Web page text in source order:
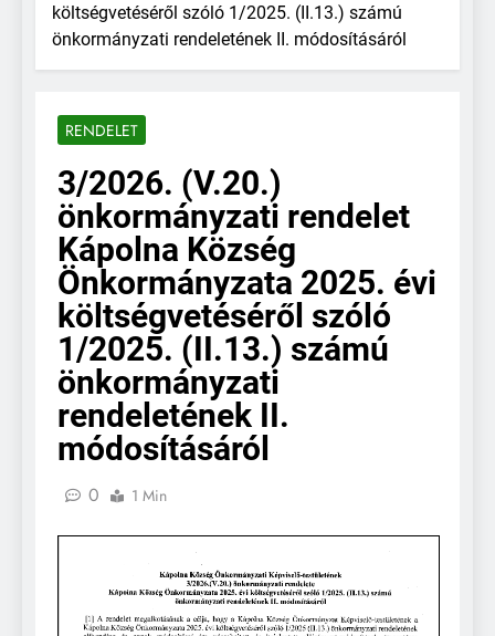
költségvetéséről szóló 1/2025. (II.13.) számú
önkormányzati rendeletének II. módosításáról
RENDELET
3/2026. (V.20.)
önkormányzati rendelet
Kápolna Község
Önkormányzata 2025. évi
költségvetéséről szóló
1/2025. (II.13.) számú
önkormányzati
rendeletének II.
módosításáról
0 1 Min